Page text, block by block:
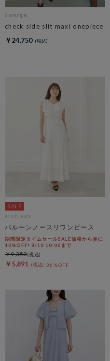
amerge.
check side slit maxi onepiece
￥24,750
archives
バルーンノースリワンピース
期間限定タイムセールSALE価格から更に
10%OFF! 8/10 10:00まで
￥5,891 36％OFF
￥9,350